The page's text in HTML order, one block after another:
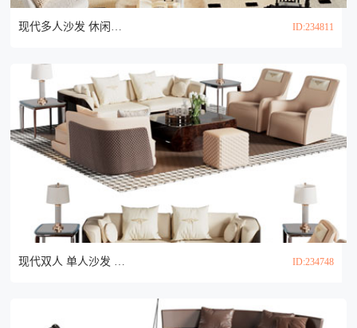
现代多人沙发 休闲椅子 茶几组合3d模型 ID:234811
现代双人 单人沙发 贵妃椅和茶几组合3d模型 ID:234748